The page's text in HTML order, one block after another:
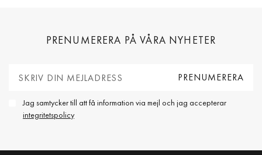
PRENUMERERA PÅ VÅRA NYHETER
Jag samtycker till att få information via mejl och jag accepterar
integritetspolicy